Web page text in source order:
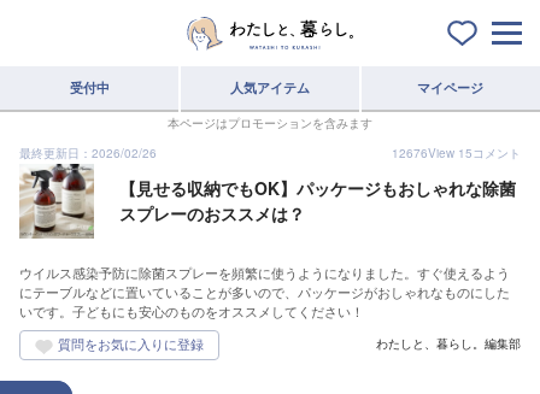
受付中 人気アイテム マイページ
本ページはプロモーションを含みます
最終更新日：2026/02/26
12676View 15コメント
【見せる収納でもOK】パッケージもおしゃれな除菌
スプレーのおススメは？
ウイルス感染予防に除菌スプレーを頻繁に使うようになりました。すぐ使えるよう
にテーブルなどに置いていることが多いので、パッケージがおしゃれなものにした
いです。子どもにも安心のものをオススメしてください！
わたしと、暮らし。編集部